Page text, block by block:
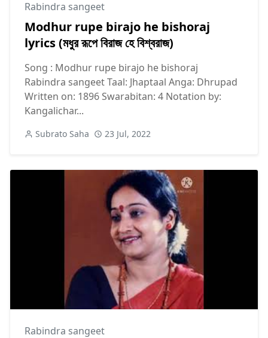
Rabindra sangeet
Modhur rupe birajo he bishoraj
lyrics (মধুর রূপে বিরাজ হে বিশ্বরাজ)
Song : Modhur rupe birajo he bishoraj
Rabindra sangeet Taal: Jhaptaal Anga: Dhrupad
Written on: 1896 Swarabitan: 4 Notation by:
Kangalichar...
Subrato Saha 23 Jul, 2022
Rabindra sangeet